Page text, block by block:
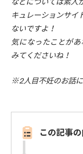
などについては素人
キュレーションサイ
ないですよ！
気になったことが
みてくださいね！
※2人目不妊のお話に
この記事